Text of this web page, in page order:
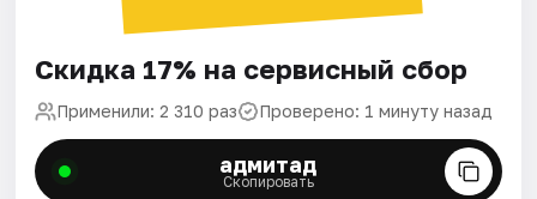
Скидка 17% на сервисный сбор
Применили: 2 310 раз Проверено: 1 минуту назад
адмитад
Скопировать